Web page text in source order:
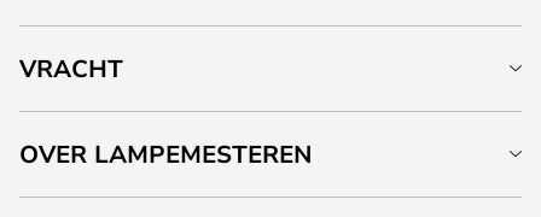
VRACHT
OVER LAMPEMESTEREN